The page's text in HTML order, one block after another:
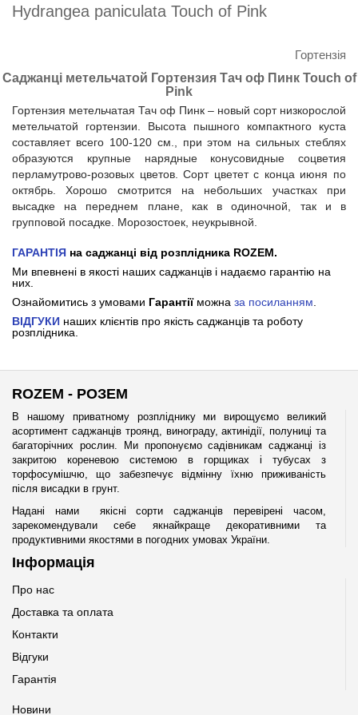
Hydrangea paniculata Touch of Pink
Гортензія
Саджанці метельчатой Гортензия Тач оф Пинк Touch of
Pink
Гортензия метельчатая Тач оф Пинк – новый сорт низкорослой
метельчатой гортензии. Высота пышного компактного куста
составляет всего 100-120 см., при этом на сильных стеблях
образуются крупные нарядные конусовидные соцветия
перламутрово-розовых цветов. Сорт цветет с конца июня по
октябрь. Хорошо смотрится на небольших участках при
высадке на переднем плане, как в одиночной, так и в
групповой посадке. Морозостоек, неукрывной.
ГАРАНТІЯ на саджанці від розплідника ROZEM.
Ми впевнені в якості наших саджанців і надаємо гарантію на
них.
Ознайомитись з умовами Гарантії можна за посиланням
ВІДГУКИ наших клієнтів про якість саджанців та роботу
розплідника.
ROZEM - РОЗЕМ
В нашому приватному розпліднику ми вирощуємо великий
асортимент саджанців троянд, винограду, актинідії, полуниці та
багаторічних рослин. Ми пропонуємо садівникам саджанці із
закритою кореневою системою в горщиках і тубусах з
торфосумішчю, що забезпечує відмінну їхню приживаність
після висадки в грунт.
Надані нами якісні сорти саджанців перевірені часом,
зарекомендували себе якнайкраще декоративними та
продуктивними якостями в погодних умовах України.
Інформація
Про нас
Доставка та оплата
Контакти
Відгуки
Гарантія
Новини